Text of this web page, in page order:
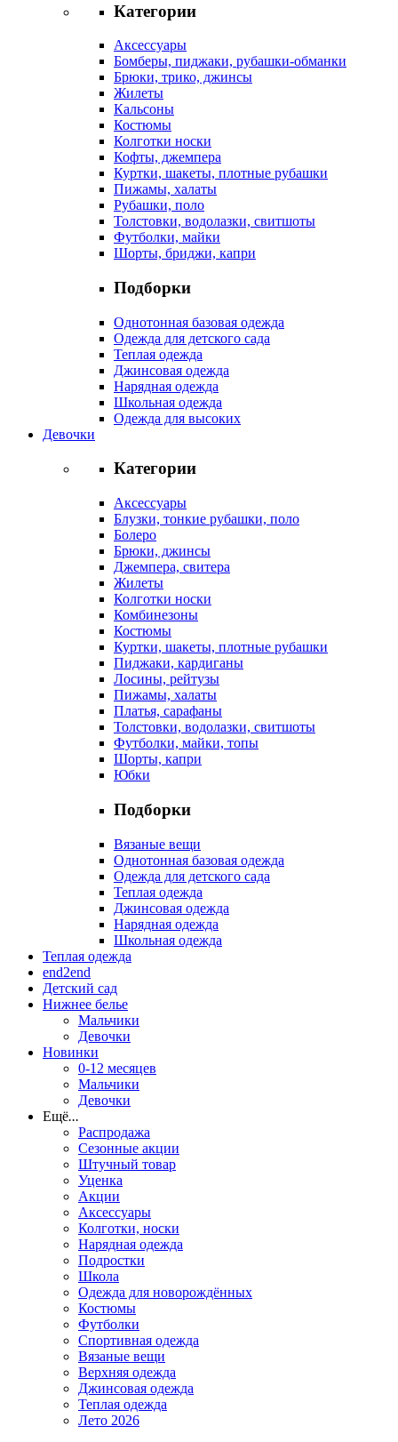
Категории
Аксессуары
Бомберы, пиджаки, рубашки-обманки
Брюки, трико, джинсы
Жилеты
Кальсоны
Костюмы
Колготки носки
Кофты, джемпера
Куртки, шакеты, плотные рубашки
Пижамы, халаты
Рубашки, поло
Толстовки, водолазки, свитшоты
Футболки, майки
Шорты, бриджи, капри
Подборки
Однотонная базовая одежда
Одежда для детского сада
Теплая одежда
Джинсовая одежда
Нарядная одежда
Школьная одежда
Одежда для высоких
Девочки
Категории
Аксессуары
Блузки, тонкие рубашки, поло
Болеро
Брюки, джинсы
Джемпера, свитера
Жилеты
Колготки носки
Комбинезоны
Костюмы
Куртки, шакеты, плотные рубашки
Пиджаки, кардиганы
Лосины, рейтузы
Пижамы, халаты
Платья, сарафаны
Толстовки, водолазки, свитшоты
Футболки, майки, топы
Шорты, капри
Юбки
Подборки
Вязаные вещи
Однотонная базовая одежда
Одежда для детского сада
Теплая одежда
Джинсовая одежда
Нарядная одежда
Школьная одежда
Теплая одежда
end2end
Детский сад
Нижнее белье
Мальчики
Девочки
Новинки
0-12 месяцев
Мальчики
Девочки
Ещё...
Распродажа
Сезонные акции
Штучный товар
Уценка
Акции
Аксессуары
Колготки, носки
Нарядная одежда
Подростки
Школа
Одежда для новорождённых
Костюмы
Футболки
Спортивная одежда
Вязаные вещи
Верхняя одежда
Джинсовая одежда
Теплая одежда
Лето 2026